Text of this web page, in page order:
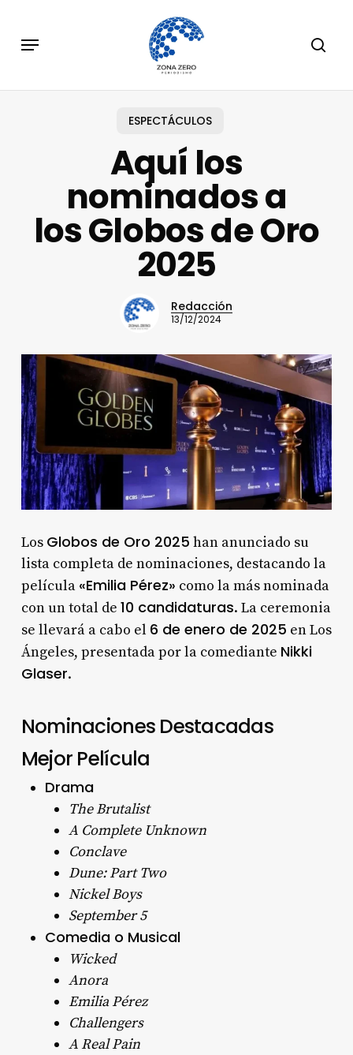
main
Menu
ESPECTÁCULOS
Aquí los
nominados a
los Globos de Oro
2025
Redacción
13/12/2024
Los Globos de Oro 2025 han anunciado su
lista completa de nominaciones, destacando la
película «Emilia Pérez» como la más nominada
con un total de 10 candidaturas. La ceremonia
se llevará a cabo el 6 de enero de 2025 en Los
Ángeles, presentada por la comediante Nikki
Glaser.
Nominaciones Destacadas
Mejor Película
Drama
The Brutalist
A Complete Unknown
Conclave
Dune: Part Two
Nickel Boys
September 5
Comedia o Musical
Wicked
Anora
Emilia Pérez
Challengers
A Real Pain